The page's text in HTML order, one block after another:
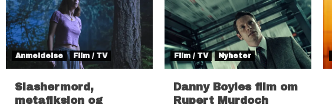
Anmeldelse Film / TV
Slashermord,
metafiksjon og
Film / TV Nyheter
Danny Boyles film om
Rupert Murdoch